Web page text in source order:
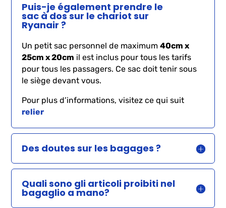
Puis-je également prendre le
sac à dos sur le chariot sur
Ryanair ?
Un petit sac personnel de maximum 40cm x
25cm x 20cm il est inclus pour tous les tarifs
pour tous les passagers. Ce sac doit tenir sous
le siège devant vous.
Pour plus d’informations, visitez ce qui suit
relier
Des doutes sur les bagages ?
Quali sono gli articoli proibiti nel
bagaglio a mano?